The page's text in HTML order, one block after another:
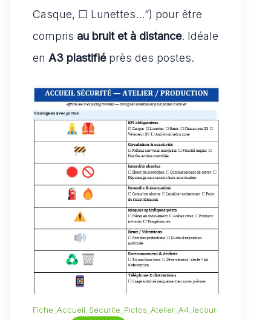
Casque, ☐ Lunettes…”) pour être
compris au bruit et à distance. Idéale
en A3 plastifiéprès des postes.
Fiche_Accueil_Securite_Pictos_Atelier_A4_lecour